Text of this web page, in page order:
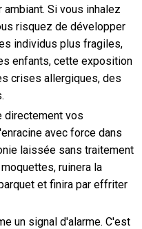
Si vous inhalez
risquez de développer
individus plus fragiles,
enfants, cette exposition
crises allergiques, des
directement vos
avec force dans
laissée sans traitement
ruinera la
et finira par effriter
un signal d'alarme. C'est